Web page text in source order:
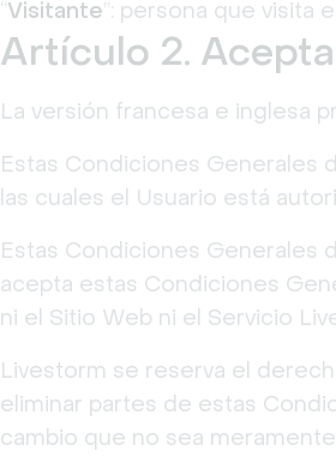
“Visitante”: persona que visita
Artículo 2.
La versión francesa e inglesa
Estas Condiciones Generales
las cuales el Usuario está
Estas Condiciones Generales
acepta estas Condiciones
ni el Sitio Web ni el Servicio
Livestorm se reserva el
eliminar partes de estas
cambio que no sea